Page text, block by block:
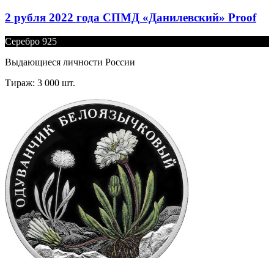
2 рубля 2022 года СПМД «Данилевский» Proof
Серебро 925
Выдающиеся личности России
Тираж: 3 000 шт.